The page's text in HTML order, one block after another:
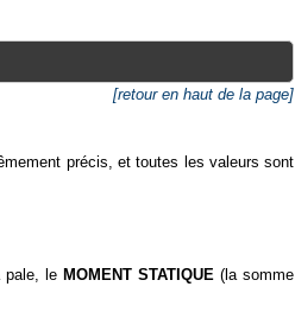
[retour en haut de la page]
précis, et toutes les valeurs sont
pale, leMOMENT STATIQUE (la somme